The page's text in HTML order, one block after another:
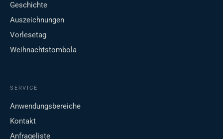
Geschichte
Auszeichnungen
Vorlesetag
Weihnachtstombola
SERVICE
Anwendungsbereiche
Kontakt
Anfrageliste